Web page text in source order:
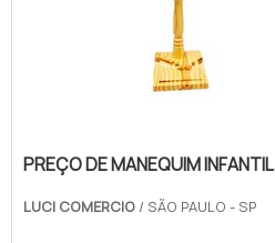
PREÇO DE MANEQUIM INFANTIL
LUCI COMERCIO / SÃO PAULO - SP